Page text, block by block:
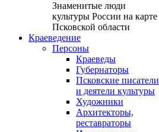
Знаменитые люди
культуры России на карте
Псковской области
Краеведение
Персоны
Краеведы
Губернаторы
Псковские писатели
и деятели культуры
Художники
Архитекторы,
реставраторы